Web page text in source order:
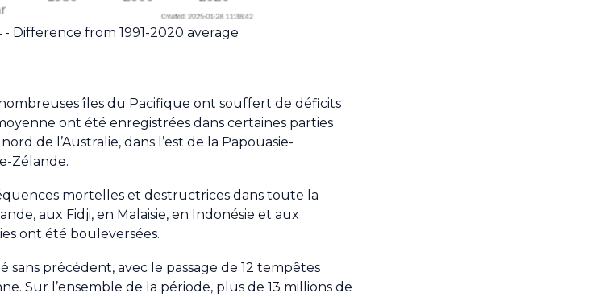
Difference from 1991-2020 average
îles du Pacifique ont souffert de déficits
ont été enregistrées dans certaines parties
de l’Australie, dans l’est de la Papouasie-
Zélande.
mortelles et destructrices dans toute la
aux Fidji, en Malaisie, en Indonésie et aux
ont été bouleversées.
sans précédent, avec le passage de 12 tempêtes
Sur l’ensemble de la période, plus de 13 millions de